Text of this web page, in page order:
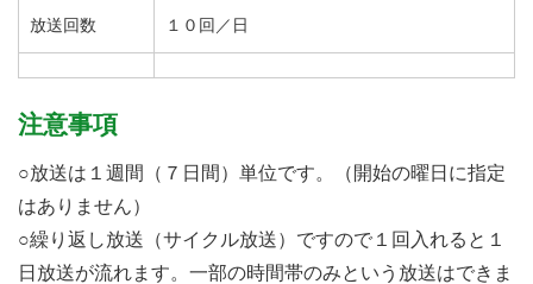
放送回数 １０回／日
注意事項
○放送は１週間（７日間）単位です。（開始の曜日に指定
はありません）
○繰り返し放送（サイクル放送）ですので１回入れると１
日放送が流れます。一部の時間帯のみという放送はできま